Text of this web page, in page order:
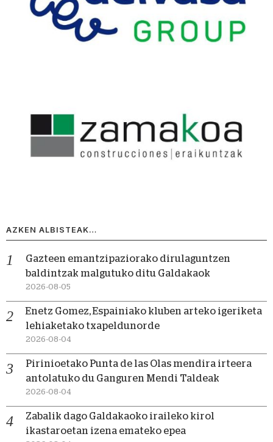
AZKEN ALBISTEAK…
Gazteen emantzipaziorako dirulaguntzen
baldintzak malgutuko ditu Galdakaok
2026-08-05
Enetz Gomez, Espainiako kluben arteko igeriketa
lehiaketako txapeldunorde
2026-08-04
Pirinioetako Punta de las Olas mendira irteera
antolatuko du Ganguren Mendi Taldeak
2026-08-04
Zabalik dago Galdakaoko iraileko kirol
ikastaroetan izena emateko epea